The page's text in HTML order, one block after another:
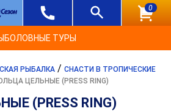
0
ТУРЫ
РЫБАЛКА / СНАСТИ В ТРОПИЧЕСКИЕ
ЦЕЛЬНЫЕ (PRESS RING)
(PRESS RING)